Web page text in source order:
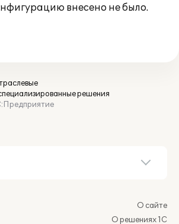
внесено не было.
решения
О сайте
О решениях 1С